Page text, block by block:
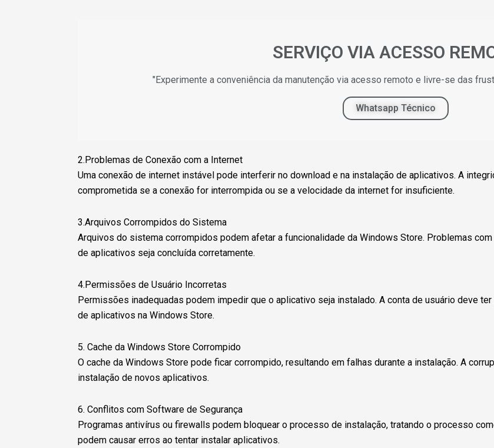
SERVIÇO VIA ACESSO
"Experimente a conveniência da manutenção via acesso remoto e livre-se das
Whatsapp Técnico
2.Problemas de Conexão com a Internet
Uma conexão de internet instável pode interferir no download e na instalação de aplicativos. A
comprometida se a conexão for interrompida ou se a velocidade da internet for insuficiente.
3.Arquivos Corrompidos do Sistema
Arquivos do sistema corrompidos podem afetar a funcionalidade da Windows Store. Problemas
de aplicativos seja concluída corretamente.
4.Permissões de Usuário Incorretas
Permissões inadequadas podem impedir que o aplicativo seja instalado. A conta de usuário deve
de aplicativos na Windows Store.
5. Cache da Windows Store Corrompido
O cache da Windows Store pode ficar corrompido, resultando em falhas durante a instalação. A
instalação de novos aplicativos.
6. Conflitos com Software de Segurança
Programas antivírus ou firewalls podem bloquear o processo de instalação, tratando o processo
podem causar erros ao tentar instalar aplicativos.